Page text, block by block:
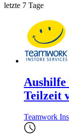
letzte 7 Tage
Teilzeit
Teamwork